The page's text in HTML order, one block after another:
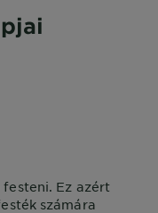
festeni. Ez azért
számára